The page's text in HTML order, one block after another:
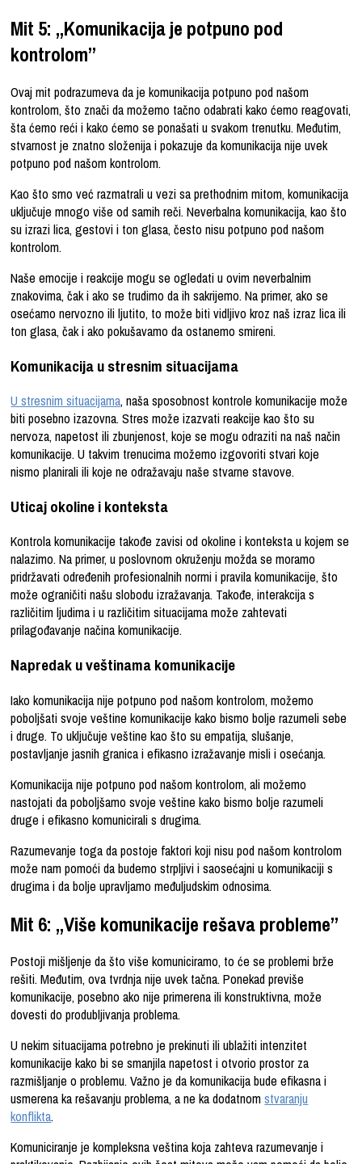
Mit 5: „Komunikacija je potpuno pod
kontrolom”
Ovaj mit podrazumeva da je komunikacija potpuno pod našom
kontrolom, što znači da možemo tačno odabrati kako ćemo reagovati,
šta ćemo reći i kako ćemo se ponašati u svakom trenutku. Međutim,
stvarnost je znatno složenija i pokazuje da komunikacija nije uvek
potpuno pod našom kontrolom.
Kao što smo već razmatrali u vezi sa prethodnim mitom, komunikacija
uključuje mnogo više od samih reči. Neverbalna komunikacija, kao što
su izrazi lica, gestovi i ton glasa, često nisu potpuno pod našom
kontrolom.
Naše emocije i reakcije mogu se ogledati u ovim neverbalnim
znakovima, čak i ako se trudimo da ih sakrijemo. Na primer, ako se
osećamo nervozno ili ljutito, to može biti vidljivo kroz naš izraz lica ili
ton glasa, čak i ako pokušavamo da ostanemo smireni.
Komunikacija u stresnim situacijama
U stresnim situacijama, naša sposobnost kontrole komunikacije može
biti posebno izazovna. Stres može izazvati reakcije kao što su
nervoza, napetost ili zbunjenost, koje se mogu odraziti na naš način
komunikacije. U takvim trenucima možemo izgovoriti stvari koje
nismo planirali ili koje ne odražavaju naše stvarne stavove.
Uticaj okoline i konteksta
Kontrola komunikacije takođe zavisi od okoline i konteksta u kojem se
nalazimo. Na primer, u poslovnom okruženju možda se moramo
pridržavati određenih profesionalnih normi i pravila komunikacije, što
može ograničiti našu slobodu izražavanja. Takođe, interakcija s
različitim ljudima i u različitim situacijama može zahtevati
prilagođavanje načina komunikacije.
Napredak u veštinama komunikacije
Iako komunikacija nije potpuno pod našom kontrolom, možemo
poboljšati svoje veštine komunikacije kako bismo bolje razumeli sebe
i druge. To uključuje veštine kao što su empatija, slušanje,
postavljanje jasnih granica i efikasno izražavanje misli i osećanja.
Komunikacija nije potpuno pod našom kontrolom, ali možemo
nastojati da poboljšamo svoje veštine kako bismo bolje razumeli
druge i efikasno komunicirali s drugima.
Razumevanje toga da postoje faktori koji nisu pod našom kontrolom
može nam pomoći da budemo strpljivi i saosećajni u komunikaciji s
drugima i da bolje upravljamo međuljudskim odnosima.
Mit 6: „Više komunikacije rešava probleme”
Postoji mišljenje da što više komuniciramo, to će se problemi brže
rešiti. Međutim, ova tvrdnja nije uvek tačna. Ponekad previše
komunikacije, posebno ako nije primerena ili konstruktivna, može
dovesti do produbljivanja problema.
U nekim situacijama potrebno je prekinuti ili ublažiti intenzitet
komunikacije kako bi se smanjila napetost i otvorio prostor za
razmišljanje o problemu. Važno je da komunikacija bude efikasna i
usmerena ka rešavanju problema, a ne ka dodatnomstvaranju
konflikta.
Komuniciranje je kompleksna veština koja zahteva razumevanje i